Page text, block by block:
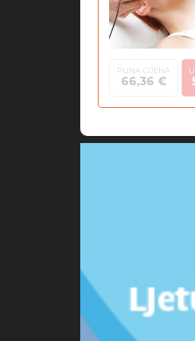
PUNA CIJENA
66,36 €